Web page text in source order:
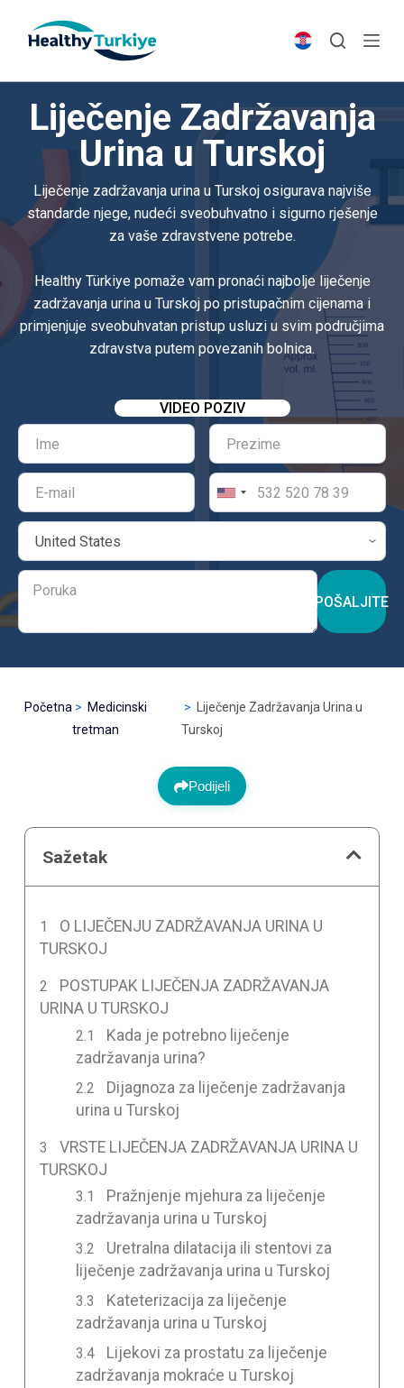
p
t
Liječenje Zadržavanja
Urina u Turskoj
Liječenje zadržavanja urina u Turskoj osigurava najviše
standarde njege, nudeći sveobuhvatno i sigurno rješenje
za vaše zdravstvene potrebe.
Healthy Türkiye pomaže vam pronaći najbolje liječenje
zadržavanja urina u Turskoj po pristupačnim cijenama i
primjenjuje sveobuhvatan pristup usluzi u svim područjima
zdravstva putem povezanih bolnica.
VIDEO POZIV
POŠALJITE
Početna
Medicinski
tretman
Liječenje Zadržavanja Urina u
Turskoj
Podijeli
Sažetak
O LIJEČENJU ZADRŽAVANJA URINA U
TURSKOJ
POSTUPAK LIJEČENJA ZADRŽAVANJA
URINA U TURSKOJ
Kada je potrebno liječenje
zadržavanja urina?
Dijagnoza za liječenje zadržavanja
urina u Turskoj
VRSTE LIJEČENJA ZADRŽAVANJA URINA U
TURSKOJ
Pražnjenje mjehura za liječenje
zadržavanja urina u Turskoj
Uretralna dilatacija ili stentovi za
liječenje zadržavanja urina u Turskoj
Kateterizacija za liječenje
zadržavanja urina u Turskoj
Lijekovi za prostatu za liječenje
zadržavanja mokraće u Turskoj